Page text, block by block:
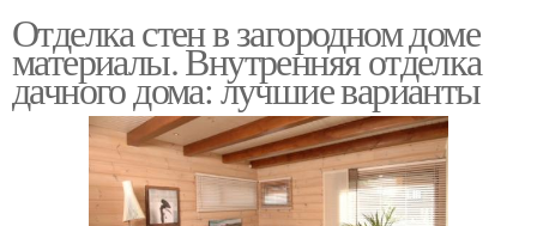
Отделка стен в загородном доме
материалы. Внутренняя отделка
дачного дома: лучшие варианты